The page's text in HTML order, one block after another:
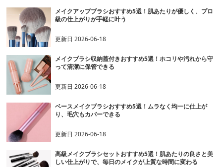
メイクアップブラシおすすめ5選！肌あたりが優しく、プロ
級の仕上がりが手軽に叶う
更新日2026-06-18
メイクブラシ収納蓋付きおすすめ5選！ホコリや汚れから守
って清潔に保管できる
更新日2026-06-18
ベースメイクブラシおすすめ5選！ムラなく均一に仕上が
り、毛穴もカバーできる
更新日2026-06-18
高級メイクブラシセットおすすめ5選！肌あたりの良さと美
しい仕上がりで、毎日のメイクが上質な時間に変わる